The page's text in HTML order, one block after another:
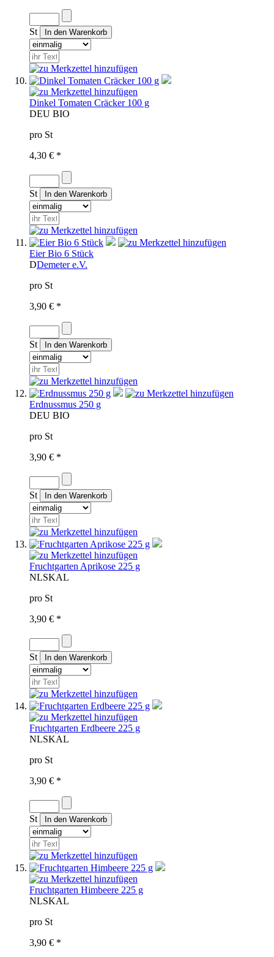
St
Dinkel Tomaten Cräcker 100 g
DEU BIO
pro St
4,30 € *
St
Eier Bio 6 Stück
DDemeter e.V.
pro St
3,90 € *
St
Erdnussmus 250 g
DEU BIO
pro St
3,90 € *
St
Fruchtgarten Aprikose 225 g
NLSKAL
pro St
3,90 € *
St
Fruchtgarten Erdbeere 225 g
NLSKAL
pro St
3,90 € *
St
Fruchtgarten Himbeere 225 g
NLSKAL
pro St
3,90 € *